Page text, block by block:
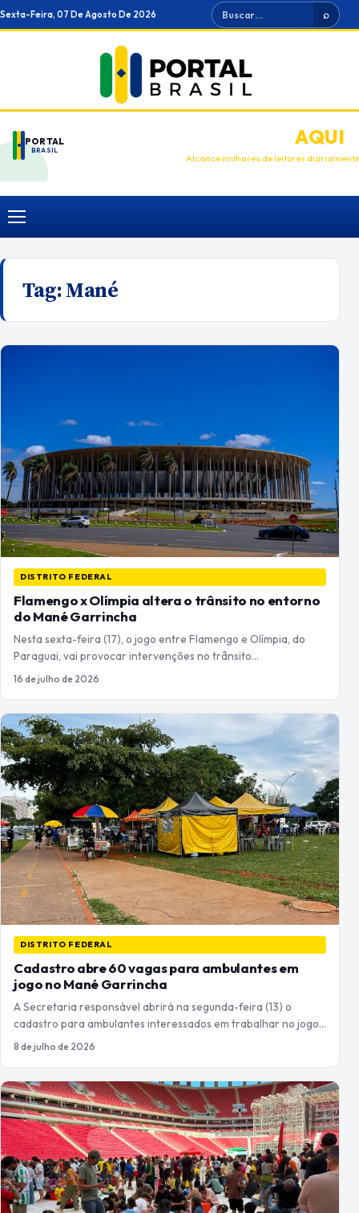
Ir
para
Sexta-Feira, 07 De Agosto De 2026 Buscar ⌕
PORTAL
BRASIL
ANUNCIEAQUI
Alcance milhares de leitores diariamente
Menu
Tag:Mané
DISTRITO FEDERAL
Flamengo x Olímpia altera o trânsito no entorno
do Mané Garrincha
Nesta sexta-feira (17), o jogo entre Flamengo e Olímpia, do
Paraguai, vai provocar intervenções no trânsito…
16 de julho de 2026
DISTRITO FEDERAL
Cadastro abre 60 vagas para ambulantes em
jogo no Mané Garrincha
A Secretaria responsável abrirá na segunda-feira (13) o
cadastro para ambulantes interessados em trabalhar no jogo…
8 de julho de 2026